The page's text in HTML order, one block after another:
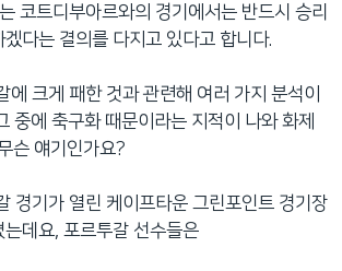
코트디부아르와의 경기에서는 반드시 승리
다는 결의를 다지고 있다고 합니다.
에 크게 패한 것과 관련해 여러 가지 분석이
중에 축구화 때문이라는 지적이 나와 화제
슨 얘기인가요?
경기가 열린 케이프타운 그린포인트 경기장
데요, 포르투갈 선수들은